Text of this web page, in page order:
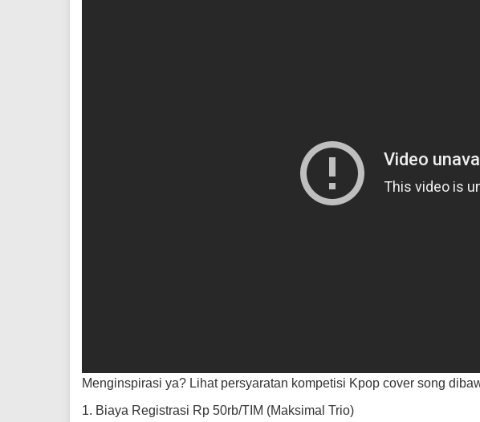
Menginspirasi ya? Lihat persyaratan kompetisi Kpop cover song
1. Biaya Registrasi Rp 50rb/TIM (Maksimal Trio)